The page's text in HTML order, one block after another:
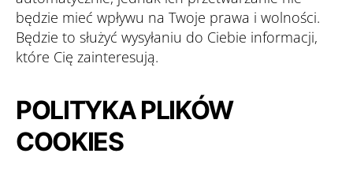
będzie mieć wpływu na Twoje prawa i wolności.
Będzie to służyć wysyłaniu do Ciebie informacji,
które Cię zainteresują.
POLITYKA PLIKÓW
COOKIES